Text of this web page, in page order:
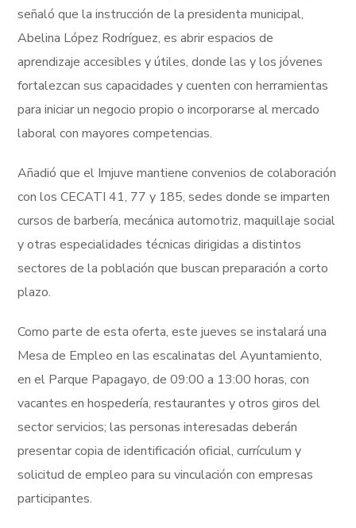
señaló que la instrucción de la presidenta municipal,
Abelina López Rodríguez, es abrir espacios de
aprendizaje accesibles y útiles, donde las y los jóvenes
fortalezcan sus capacidades y cuenten con herramientas
para iniciar un negocio propio o incorporarse al mercado
laboral con mayores competencias.
Añadió que el Imjuve mantiene convenios de colaboración
con los CECATI 41, 77 y 185, sedes donde se imparten
cursos de barbería, mecánica automotriz, maquillaje social
y otras especialidades técnicas dirigidas a distintos
sectores de la población que buscan preparación a corto
plazo.
Como parte de esta oferta, este jueves se instalará una
Mesa de Empleo en las escalinatas del Ayuntamiento,
en el Parque Papagayo, de 09:00 a 13:00 horas, con
vacantes en hospedería, restaurantes y otros giros del
sector servicios; las personas interesadas deberán
presentar copia de identificación oficial, currículum y
solicitud de empleo para su vinculación con empresas
participantes.